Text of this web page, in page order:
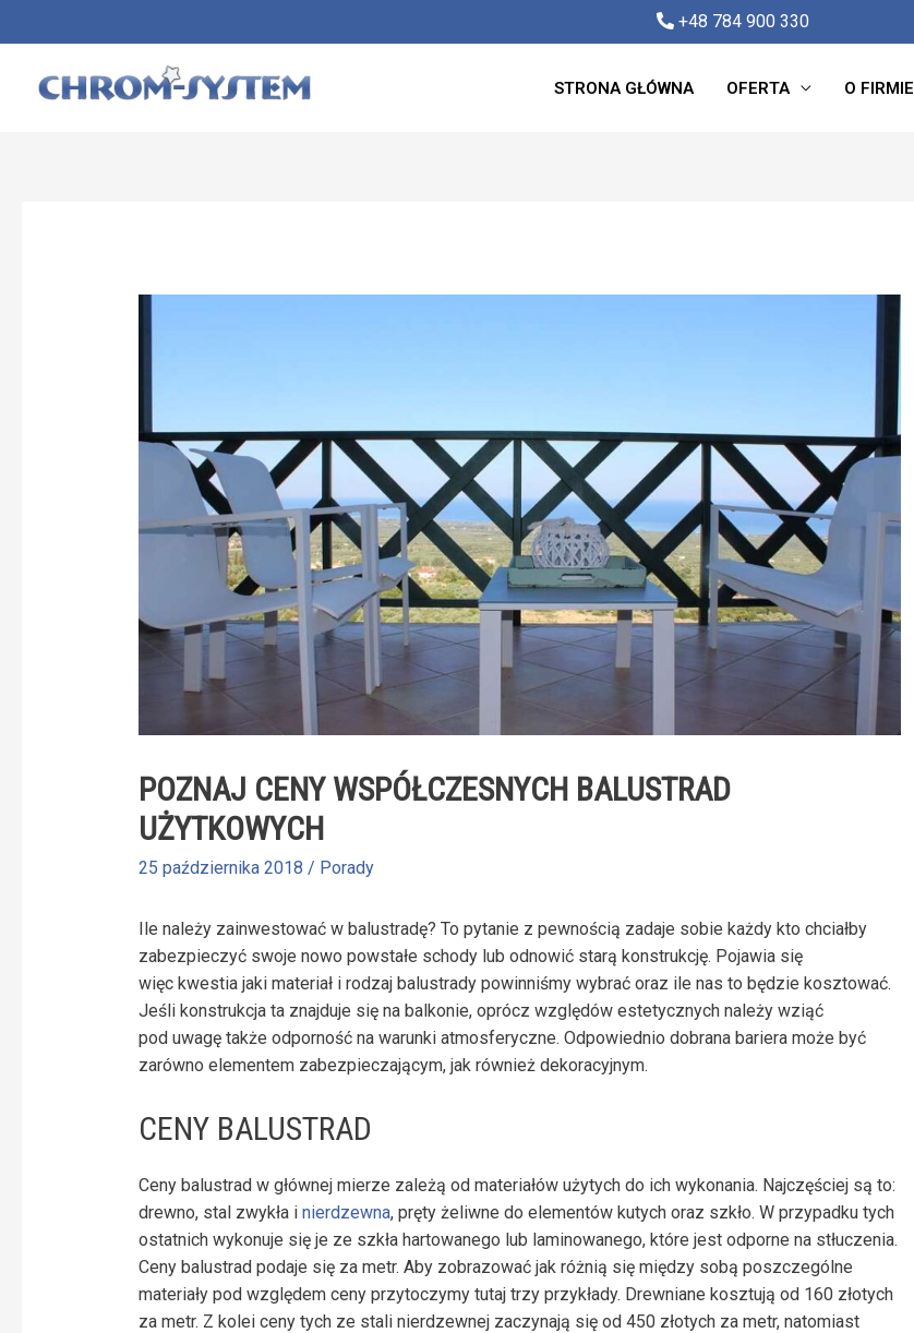
+48 784 900 330
STRONA GŁÓWNA OFERTA O FIRMIE
POZNAJ CENY WSPÓŁCZESNYCH BALUSTRAD
UŻYTKOWYCH
25 października 2018 / Porady
Ile należy zainwestować w balustradę? To pytanie z pewnością zadaje sobie każdy kto chciałby
zabezpieczyć swoje nowo powstałe schody lub odnowić starą konstrukcję. Pojawia się
więc kwestia jaki materiał i rodzaj balustrady powinniśmy wybrać oraz ile nas to będzie kosztować.
Jeśli konstrukcja ta znajduje się na balkonie, oprócz względów estetycznych należy wziąć
pod uwagę także odporność na warunki atmosferyczne. Odpowiednio dobrana bariera może być
zarówno elementem zabezpieczającym, jak również dekoracyjnym.
CENY BALUSTRAD
Ceny balustrad w głównej mierze zależą od materiałów użytych do ich wykonania. Najczęściej są to:
drewno, stal zwykła i nierdzewna, pręty żeliwne do elementów kutych oraz szkło. W przypadku tych
ostatnich wykonuje się je ze szkła hartowanego lub laminowanego, które jest odporne na stłuczenia.
Ceny balustrad podaje się za metr. Aby zobrazować jak różnią się między sobą poszczególne
materiały pod względem ceny przytoczymy tutaj trzy przykłady. Drewniane kosztują od 160 złotych
za metr. Z kolei ceny tych ze stali nierdzewnej zaczynają się od 450 złotych za metr, natomiast